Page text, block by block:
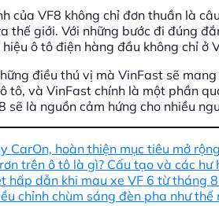
của VF8 không chỉ đơn thuần là
thế giới. Với những bước đi đúng
ô tô điện hàng đầu không chỉ ở
điều thú vị mà VinFast sẽ
tô, và VinFast chính là một phần
sẽ là nguồn cảm hứng cho nhiều
CarOn, hoàn thiện mục tiêu mở
trên ô tô là gì? Cấu tạo và các hư
hấp dẫn khi mau xe VF 6 từ tháng
chỉnh chùm sáng đèn pha như